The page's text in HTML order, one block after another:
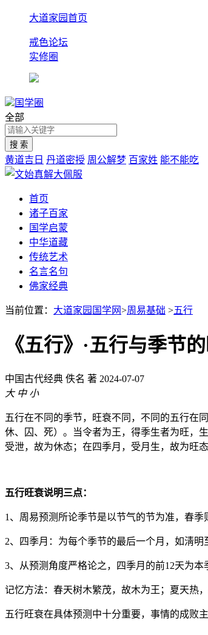
大道家园首页
戒色论坛
实修圈
国学圈
全部
黄道吉日 丹道密授 周公解梦 百家姓 能不能吃
首页
诸子百家
国学启蒙
中华道藏
传统艺术
名言名句
佛家经典
当前位置： 大道家园国学网>周易基础 >五行
《五行》·五行与季节
中国古代经典 佚名 著 2024-07-07
大 中 小
五行在不同的季节，旺衰不同，不同的五行在
休、囚、死）。当令者为王，得季生者为旺，
受泄，故为休态；在四季月，受月生，故为旺
五行旺衰说明三点：
1、周易预测所论季节是以节气的节为准，春
2、四季月：为每个季节的最后一个月，如淸明
3、从预测角度严格论之，四季月的前12天为
记忆方法：春天树木繁茂，故木为王；夏天热
五行旺衰在具体预测中十分重要，事情的成败